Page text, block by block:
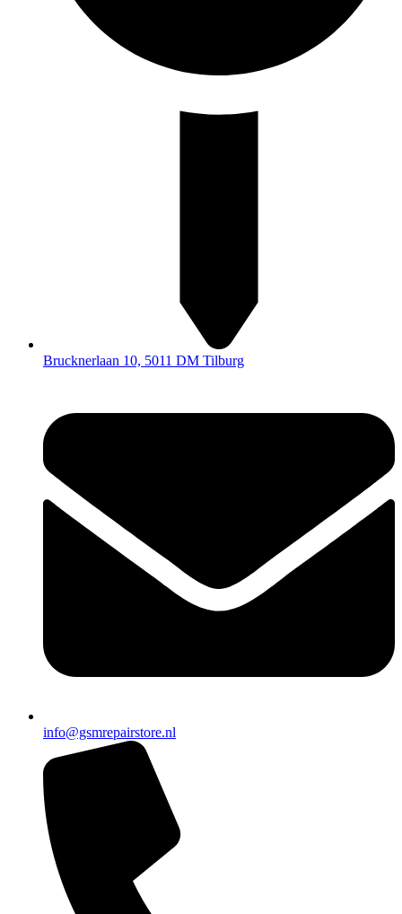
Brucknerlaan 10, 5011 DM Tilburg
info@gsmrepairstore.nl